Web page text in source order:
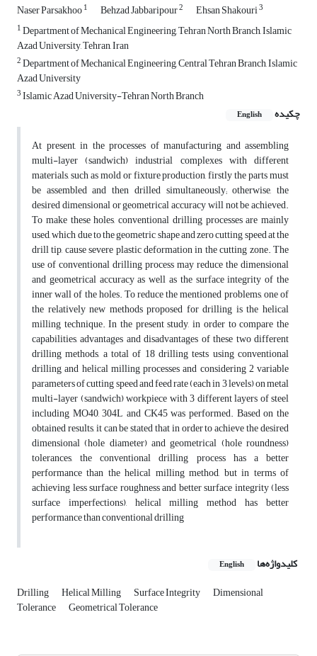
Naser Parsakhoo1 Behzad Jabbaripour2 Ehsan Shakouri3
1Department of Mechanical Engineering, Tehran North Branch, Islamic
Azad University, Tehran, Iran
2Department of Mechanical Engineering, Central Tehran Branch, Islamic
Azad University
3Islamic Azad University-Tehran North Branch
چکیده
English
At present, in the processes of manufacturing and assembling
multi-layer (sandwich) industrial complexes with different
materials, such as mold or fixture production, firstly the parts must
be assembled and then drilled simultaneously; otherwise, the
desired dimensional or geometrical accuracy will not be achieved.
To make these holes, conventional drilling processes are mainly
used, which due to the geometric shape and zero cutting speed at the
drill tip, cause severe plastic deformation in the cutting zone. The
use of conventional drilling process may reduce the dimensional
and geometrical accuracy as well as the surface integrity of the
inner wall of the holes. To reduce the mentioned problems, one of
the relatively new methods proposed for drilling is the helical
milling technique. In the present study, in order to compare the
capabilities, advantages and disadvantages of these two different
drilling methods, a total of 18 drilling tests using conventional
drilling and helical milling processes and considering 2 variable
parameters of cutting speed and feed rate (each in 3 levels) on metal
multi-layer (sandwich) workpiece with 3 different layers of steel
including MO40, 304L and CK45 was performed. Based on the
obtained results, it can be stated that in order to achieve the desired
dimensional (hole diameter) and geometrical (hole roundness)
tolerances, the conventional drilling process has a better
performance than the helical milling method, but in terms of
achieving less surface roughness and better surface integrity (less
surface imperfections), helical milling method has better
performance than conventional drilling
کلیدواژه‌ها English
Drilling Helical Milling Surface Integrity Dimensional
Tolerance Geometrical Tolerance